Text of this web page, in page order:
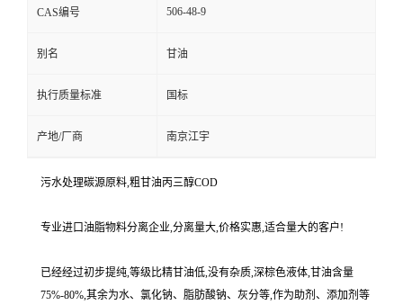
CAS编号 506-48-9
别名 甘油
执行质量标准 国标
产地/厂商 南京江宇
污水处理碳源原料,粗甘油丙三醇COD
专业进口油脂物料分离企业,分离量大,价格实惠,适合量大的客户!
已经经过初步提纯,等级比精甘油低,没有杂质,深棕色液体,甘油含量
75%-80%,其余为水、氯化钠、脂肪酸钠、灰分等,作为助剂、添加剂等